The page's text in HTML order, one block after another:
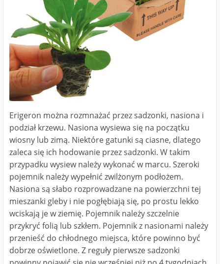
Erigeron można rozmnażać przez sadzonki, nasiona i
podział krzewu. Nasiona wysiewa się na początku
wiosny lub zimą. Niektóre gatunki są ciasne, dlatego
zaleca się ich hodowanie przez sadzonki. W takim
przypadku wysiew należy wykonać w marcu. Szeroki
pojemnik należy wypełnić zwilżonym podłożem.
Nasiona są słabo rozprowadzane na powierzchni tej
mieszanki gleby i nie pogłębiają się, po prostu lekko
wciskają je w ziemię. Pojemnik należy szczelnie
przykryć folią lub szkłem. Pojemnik z nasionami należy
przenieść do chłodnego miejsca, które powinno być
dobrze oświetlone. Z reguły pierwsze sadzonki